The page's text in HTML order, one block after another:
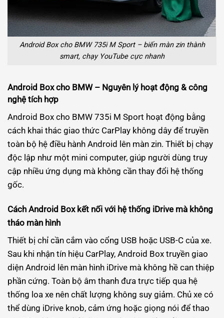
Android Box cho BMW 735i M Sport – biến màn zin thành
smart, chạy YouTube cực nhanh
Android Box cho BMW – Nguyên lý hoạt động & công
nghệ tích hợp
Android Box cho BMW 735i M Sport hoạt động bằng
cách khai thác giao thức CarPlay không dây để truyền
toàn bộ hệ điều hành Android lên màn zin. Thiết bị chạy
độc lập như một mini computer, giúp người dùng truy
cập nhiều ứng dụng mà không cần thay đổi hệ thống
gốc.
Cách Android Box kết nối với hệ thống iDrive mà không
tháo màn hình
Thiết bị chỉ cần cắm vào cổng USB hoặc USB-C của xe.
Sau khi nhận tín hiệu CarPlay, Android Box truyền giao
diện Android lên màn hình iDrive mà không hề can thiệp
phần cứng. Toàn bộ âm thanh đưa trực tiếp qua hệ
thống loa xe nên chất lượng không suy giảm. Chủ xe có
thể dùng iDrive knob, cảm ứng hoặc giọng nói để thao